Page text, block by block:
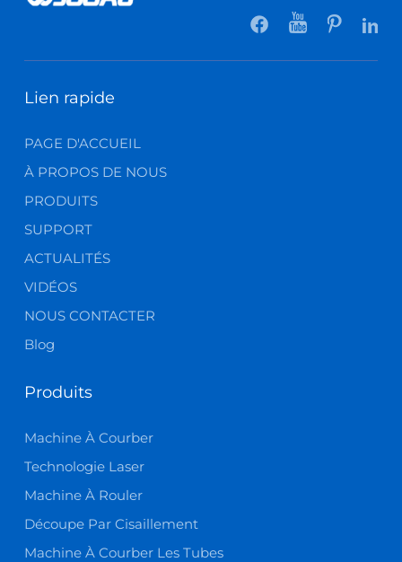
Lien rapide
PAGE D'ACCUEIL
À PROPOS DE NOUS
PRODUITS
SUPPORT
ACTUALITÉS
VIDÉOS
NOUS CONTACTER
Blog
Produits
Machine À Courber
Technologie Laser
Machine À Rouler
Découpe Par Cisaillement
Machine À Courber Les Tubes